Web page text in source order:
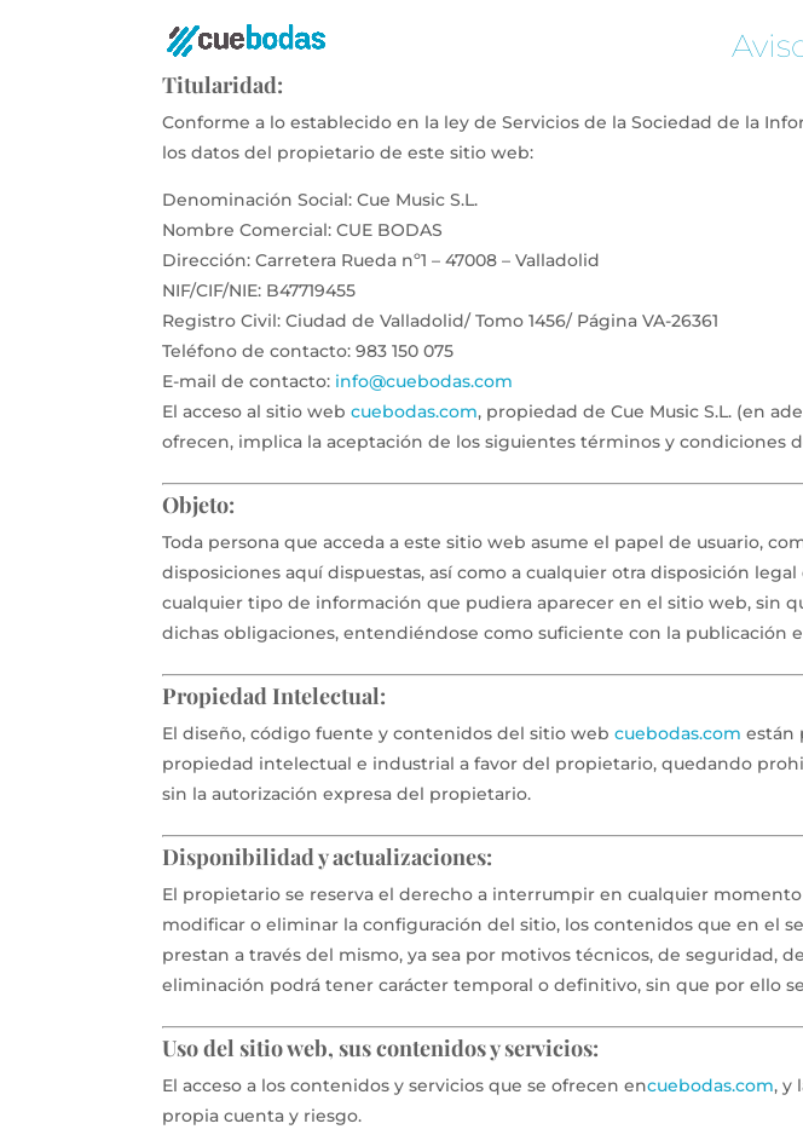
Titularidad:
Conforme a lo establecido en la ley de Servicios de la Sociedad de la
los datos del propietario de este sitio web:
Denominación Social: Cue Music S.L.
Nombre Comercial: CUE BODAS
Dirección: Carretera Rueda nº1 – 47008 – Valladolid
NIF/CIF/NIE: B47719455
Registro Civil: Ciudad de Valladolid/ Tomo 1456/ Página VA-26361
Teléfono de contacto: 983 150 075
E-mail de contacto: info@cuebodas.com
El acceso al sitio webcuebodas.com, propiedad de Cue Music S.L. (en
ofrecen, implica la aceptación de los siguientes términos y condiciones
Objeto:
Toda persona que acceda a este sitio web asume el papel de usuario,
disposiciones aquí dispuestas, así como a cualquier otra disposición
cualquier tipo de información que pudiera aparecer en el sitio web, sin
dichas obligaciones, entendiéndose como suficiente con la publicación
Propiedad Intelectual:
El diseño, código fuente y contenidos del sitio webcuebodas.com están
propiedad intelectual e industrial a favor del propietario, quedando
sin la autorización expresa del propietario.
Disponibilidad y actualizaciones:
El propietario se reserva el derecho a interrumpir en cualquier
modificar o eliminar la configuración del sitio, los contenidos que en el
prestan a través del mismo, ya sea por motivos técnicos, de
eliminación podrá tener carácter temporal o definitivo, sin que por ello
Uso del sitio web, sus contenidos y servicios:
El acceso a los contenidos y servicios que se ofrecen encuebodas.com, y
propia cuenta y riesgo.